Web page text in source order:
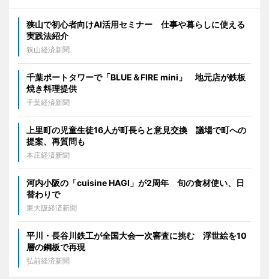
狭山で初心者向けAI活用セミナー 仕事や暮らしに使える
実践法紹介
狭山経済新聞
千葉ポートタワーで「BLUE＆FIRE mini」 地元店が鉄板
焼き料理提供
千葉経済新聞
上里町の児童生徒16人が町長らと意見交換 議場で町への
提案、再質問も
本庄経済新聞
河内小阪の「cuisine HAGI」が2周年 旬の食材使い、日
替わりで
東大阪経済新聞
平川・長谷川鉄工が全国大会一次審査に挑む 浮世絵を10
層の鋼板で再現
弘前経済新聞